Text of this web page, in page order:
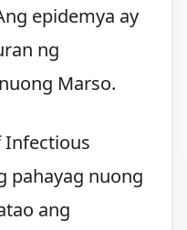
epidemya ay
ng
Marso.
pahayag nuong
ang